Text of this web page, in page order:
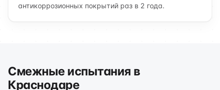
антикоррозионных покрытий раз в 2 года.
Смежные испытания в
Краснодаре